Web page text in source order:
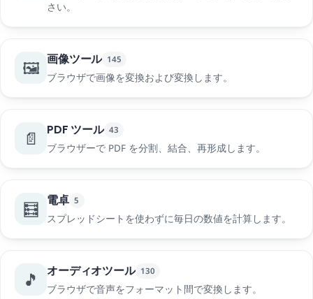
さい。
🖼️ 画像ツール 145
ブラウザで画像を変換および変換します。
📄 PDF ツール 43
ブラウザーで PDF を分割、結合、再形成します。
🧮 電卓 5
スプレッドシートを使わずに毎日の数値を計算します。
🎵 オーディオツール 130
ブラウザで音声をフォーマット間で変換します。